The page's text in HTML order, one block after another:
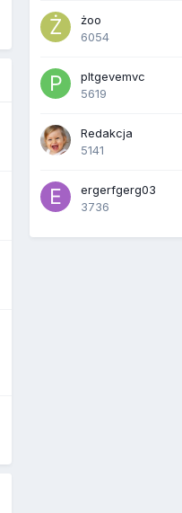
żoo
6054
pltgevemvc
5619
Redakcja
5141
ergerfgerg03
3736